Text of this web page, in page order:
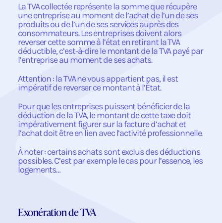
La TVA collectée représente la somme que récupère
une entreprise au moment de l’achat de l’un de ses
produits ou de l’un de ses services auprès des
consommateurs. Les entreprises doivent alors
reverser cette somme à l’état en retirant la TVA
déductible, c’est-à-dire le montant de la TVA payé par
l’entreprise au moment de ses achats.
Attention : la TVA ne vous appartient pas, il est
impératif de reverser ce montant à l’État.
Pour que les entreprises puissent bénéficier de la
déduction de la TVA, le montant de cette taxe doit
impérativement figurer sur la facture d’achat et
l’achat doit être en lien avec l’activité professionnelle.
À noter : certains achats sont exclus des déductions
possibles. C’est par exemple le cas pour l’essence, les
logements…
Exonération de TVA